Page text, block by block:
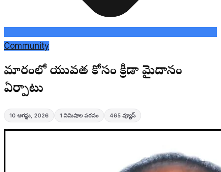
Community
భీమారంలో యువత కోసం క్రీడా మైదానం
ఏర్పాటు
10 ఆగస్టు, 2026 1 నిమిషాల పఠనం 465 వ్యూస్